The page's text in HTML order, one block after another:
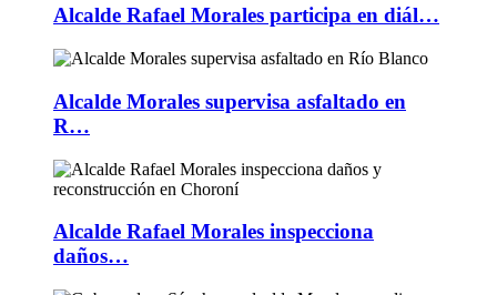
Alcalde Rafael Morales participa en diál…
Alcalde Morales supervisa asfaltado en
R…
Alcalde Rafael Morales inspecciona
daños…